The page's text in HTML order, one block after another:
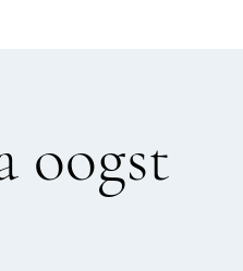
oogst